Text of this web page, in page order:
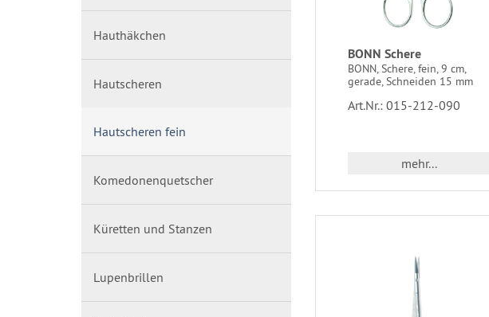
BONN Schere
BONN, Schere, fein, 9 cm,
gerade, Schneiden 15 mm
Art.Nr.: 015-212-090
mehr...
Hauthäkchen
Hautscheren
Hautscheren fein
Komedonenquetscher
Küretten und Stanzen
Lupenbrillen